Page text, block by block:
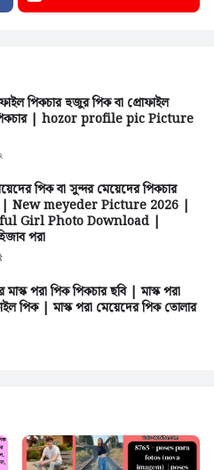
পিকচার হুজুর পিক বা প্রোফাইল
| hozor profile pic Picture
পিক বা সুন্দর মেয়েদের পিকচার
New meyeder Picture 2026 |
Girl Photo Download |
পরা
পরা পিক পিকচার ছবি | মাস্ক পরা
পিক | মাস্ক পরা মেয়েদের পিক তোলার